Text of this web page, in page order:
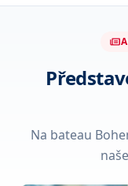
Na bateau